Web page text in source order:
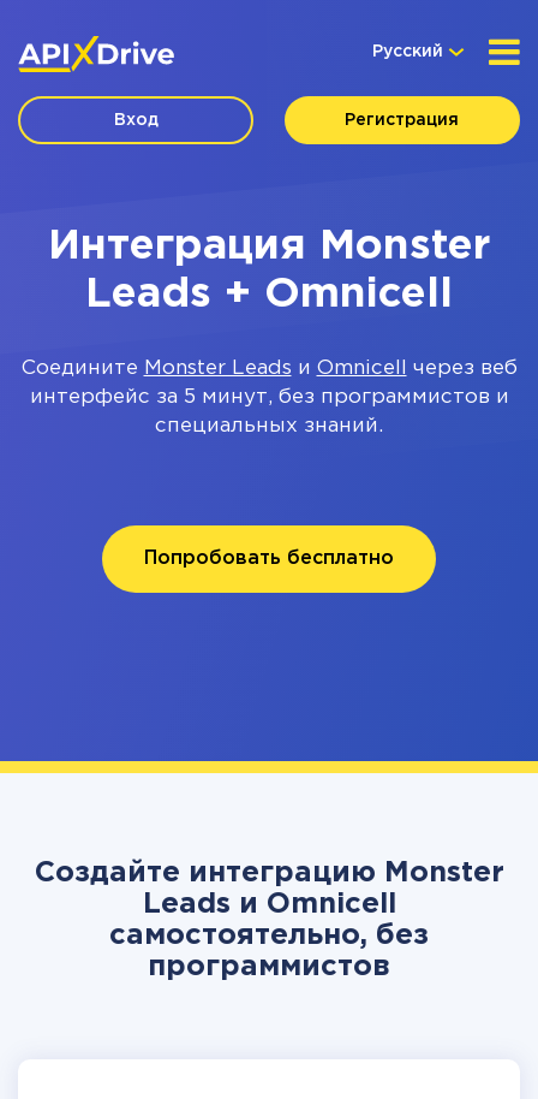
Русский
Вход Регистрация
Интеграция Monster
Leads + Omnicell
Соедините Monster Leads и Omnicell
через веб
интерфейс за 5 минут, без программистов и
специальных знаний.
Попробовать бесплатно
Создайте интеграцию Monster
Leads и Omnicell
самостоятельно, без
программистов